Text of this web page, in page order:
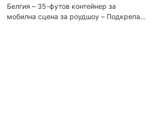
Белгия – 35-футов контейнер за
мобилна сцена за роудшоу – Подкрепа